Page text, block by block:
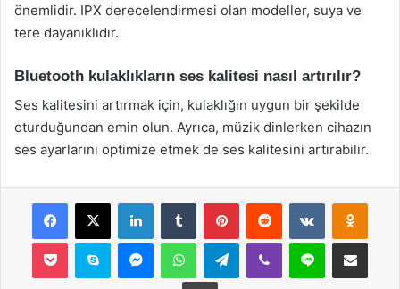
önemlidir. IPX derecelendirmesi olan modeller, suya ve
tere dayanıklıdır.
Bluetooth kulaklıkların ses kalitesi nasıl artırılır?
Ses kalitesini artırmak için, kulaklığın uygun bir şekilde
oturduğundan emin olun. Ayrıca, müzik dinlerken cihazın
ses ayarlarını optimize etmek de ses kalitesini artırabilir.
Facebook
X LinkedInTumblr PinterestReddit VKontakte
Pocket Skype MessengerWhatsAppTelegramViber Line E-Posta ile
Yazdır